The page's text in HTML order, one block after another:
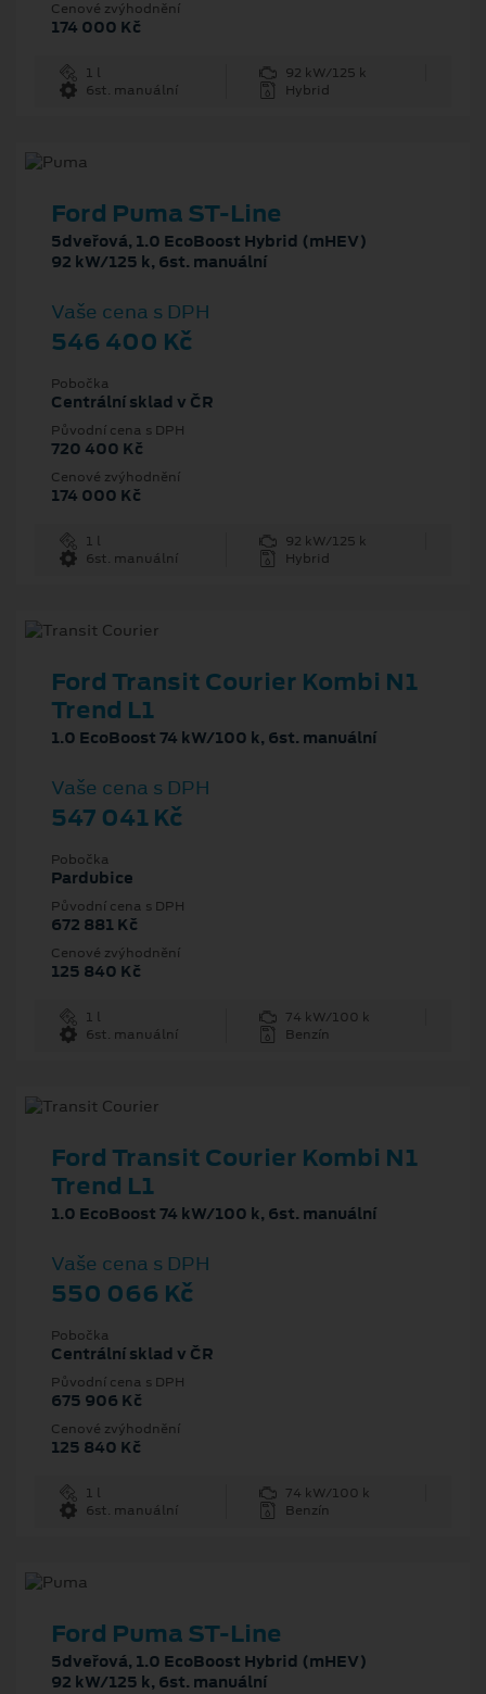
Cenové zvýhodnění
174 000 Kč
1 l
92 kW/125 k
6st. manuální
Hybrid
Ford Puma ST-Line
5dveřová, 1.0 EcoBoost Hybrid (mHEV)
92 kW/125 k, 6st. manuální
Vaše cena s DPH
546 400 Kč
Pobočka
Centrální sklad v ČR
Původní cena s DPH
720 400 Kč
Cenové zvýhodnění
174 000 Kč
1 l
92 kW/125 k
6st. manuální
Hybrid
Ford Transit Courier Kombi N1
Trend L1
1.0 EcoBoost 74 kW/100 k, 6st. manuální
Vaše cena s DPH
547 041 Kč
Pobočka
Pardubice
Původní cena s DPH
672 881 Kč
Cenové zvýhodnění
125 840 Kč
1 l
74 kW/100 k
6st. manuální
Benzín
Ford Transit Courier Kombi N1
Trend L1
1.0 EcoBoost 74 kW/100 k, 6st. manuální
Vaše cena s DPH
550 066 Kč
Pobočka
Centrální sklad v ČR
Původní cena s DPH
675 906 Kč
Cenové zvýhodnění
125 840 Kč
1 l
74 kW/100 k
6st. manuální
Benzín
Ford Puma ST-Line
5dveřová, 1.0 EcoBoost Hybrid (mHEV)
92 kW/125 k, 6st. manuální